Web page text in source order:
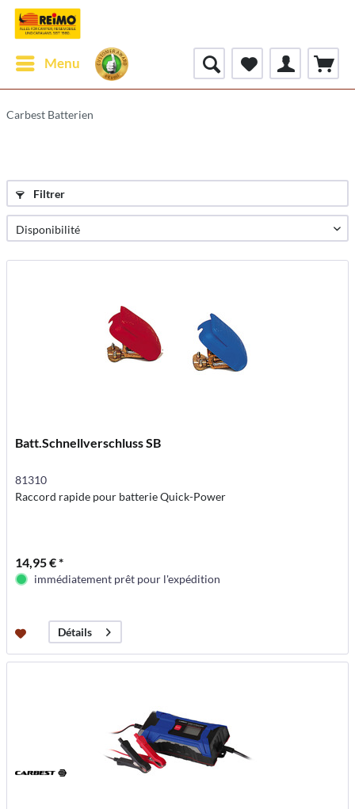
Menu
Carbest Batterien
Filtrer
Batt.Schnellverschluss SB
81310
Raccord rapide pour batterie Quick-Power
14,95 € *
immédiatement prêt pour l'expédition
Détails